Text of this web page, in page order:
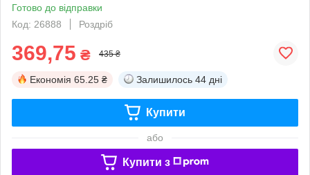
Готово до відправки
Код: 26888
Роздріб
369,75 ₴ 435 ₴
Економія 65.25 ₴ Залишилось 44 дні
Купити
або
Купити з